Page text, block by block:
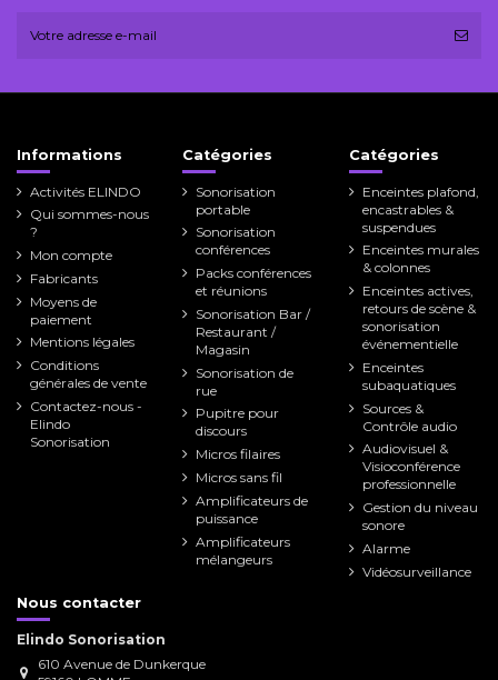
Informations
Activités ELINDO
Qui sommes-nous
?
Mon compte
Fabricants
Moyens de
paiement
Mentions légales
Conditions
générales de vente
Contactez-nous -
Elindo
Sonorisation
Catégories
Sonorisation
portable
Sonorisation
conférences
Packs conférences
et réunions
Sonorisation Bar /
Restaurant /
Magasin
Sonorisation de
rue
Pupitre pour
discours
Micros filaires
Micros sans fil
Amplificateurs de
puissance
Amplificateurs
mélangeurs
Catégories
Enceintes plafond,
encastrables &
suspendues
Enceintes murales
& colonnes
Enceintes actives,
retours de scène &
sonorisation
événementielle
Enceintes
subaquatiques
Sources &
Contrôle audio
Audiovisuel &
Visioconférence
professionnelle
Gestion du niveau
sonore
Alarme
Vidéosurveillance
Nous contacter
Elindo Sonorisation
610 Avenue de Dunkerque